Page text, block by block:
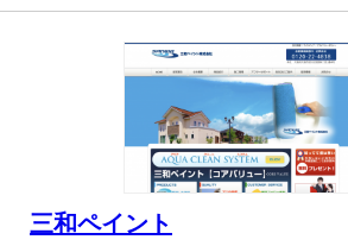
三和ペイント